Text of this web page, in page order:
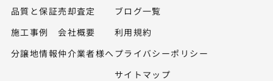
品質と保証
施工事例
分譲地情報
売却査定
会社概要
仲介業者様へ
ブログ一覧
利用規約
プライバシーポリシー
サイトマップ